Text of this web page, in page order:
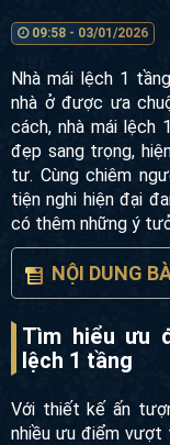
09:58 - 03/01/2026
Nhà mái lệch 1
nhà ở được ưa
cách, nhà mái lệch
đẹp sang trọng,
tư. Cùng chiêm
tiện nghi hiện đại
có thêm những ý
NỘI DUNG
Tìm hiểu ưu
lệch 1 tầng
Với thiết kế ấn
nhiều ưu điểm vượt